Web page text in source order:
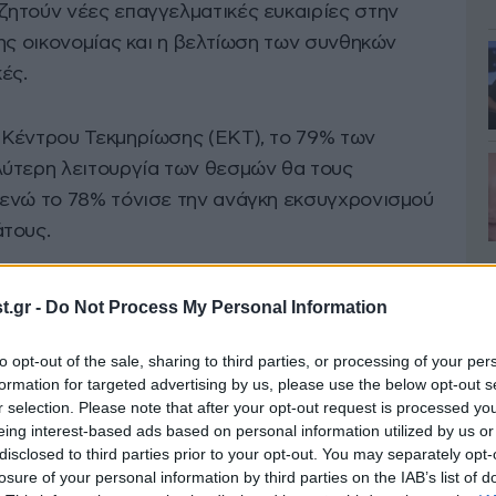
- Do Not Process My Personal Information
opt-out of the sale, sharing to third parties, or processing of your
for targeted advertising by us, please use the below opt-out
selection. Please note that after your opt-out request is processed
interest-based ads based on personal information utilized by us
to third parties prior to your opt-out. You may separately
of your personal information by third parties on the IAB’s list of
νέες επαγγελματικές ευκαιρίες στην
οικονομίας και η βελτίωση των συνθηκών
Τεκμηρίωσης (ΕΚΤ), το 79% των
λειτουργία των θεσμών θα τους
το 78% τόνισε την ανάγκη εκσυγχρονισμού
του Brain Gain για την ελληνική οικονομία.
έρευνας είναι ότι
διεθνής εμπειρία τους τους έχει καταστήσει
εργασίας, καθώς εφαρμόζουν τις γνώσεις και
Η μελέτη εστιάζει στις προκλήσεις
στην προσπάθειά τους να επανενταχθούν
εργασίας, αναλύοντας ταυτόχρονα τις